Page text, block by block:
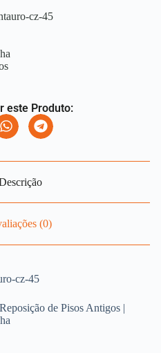
cz-45
este Produto:
(0)
cz-45
de Pisos Antigos |